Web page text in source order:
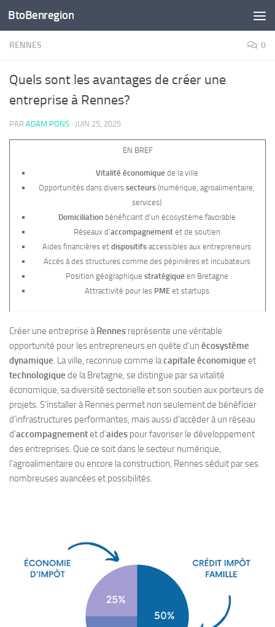
Skip to content
BtoBenregion
RENNES 0
Quels sont les avantages de créer une
entreprise à Rennes?
PAR ADAM PONS · JUIN 25, 2025
EN BREF
Vitalité économique de la ville
Opportunités dans divers secteurs (numérique, agroalimentaire,
services)
Domiciliationbénéficiant d’un écosystème favorable
Réseaux d’accompagnementet de soutien
Aides financières et dispositifs accessibles aux entrepreneurs
Accès à des structures comme des pépinières et incubateurs
Position géographique stratégique en Bretagne
Attractivité pour les PMEet startups
Créer une entreprise àRennes représente une véritable
opportunité pour les entrepreneurs en quête d’un écosystème
dynamique. La ville, reconnue comme lacapitale économique et
technologique de la Bretagne, se distingue par sa vitalité
économique, sa diversité sectorielle et son soutien aux porteurs de
projets. S’installer à Rennes permet non seulement de bénéficier
d’infrastructures performantes, mais aussi d’accéder à un réseau
d’accompagnementet d’aides pour favoriser le développement
des entreprises. Que ce soit dans le secteur numérique,
l’agroalimentaire ou encore la construction, Rennes séduit par ses
nombreuses avancées et possibilités.